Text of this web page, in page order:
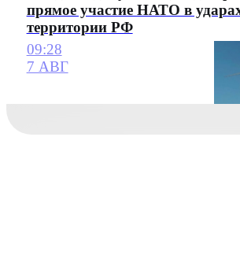
прямое участие НАТО в
территории РФ
09:28
7 АВГ